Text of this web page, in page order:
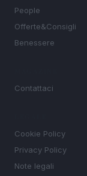
People
Offerte&Consigli
Benessere
Contattaci
Cookie Policy
Privacy Policy
Note legali